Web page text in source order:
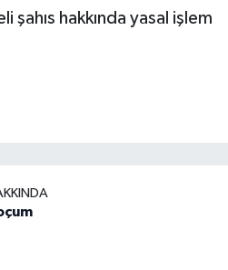
şahıs hakkında yasal işlem